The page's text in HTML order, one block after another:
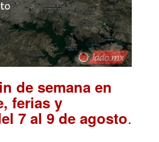
de semana en
ferias y
7 al 9 de agosto.